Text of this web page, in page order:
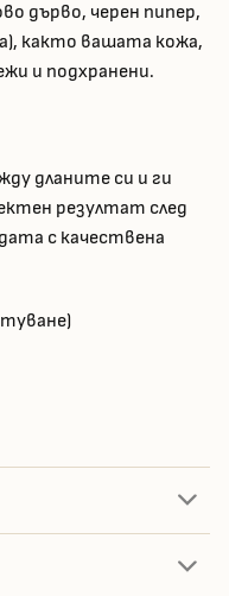
дърво, черен пипер,
както вашата кожа,
и подхранени.
дланите си и ги
резултат след
с качествена